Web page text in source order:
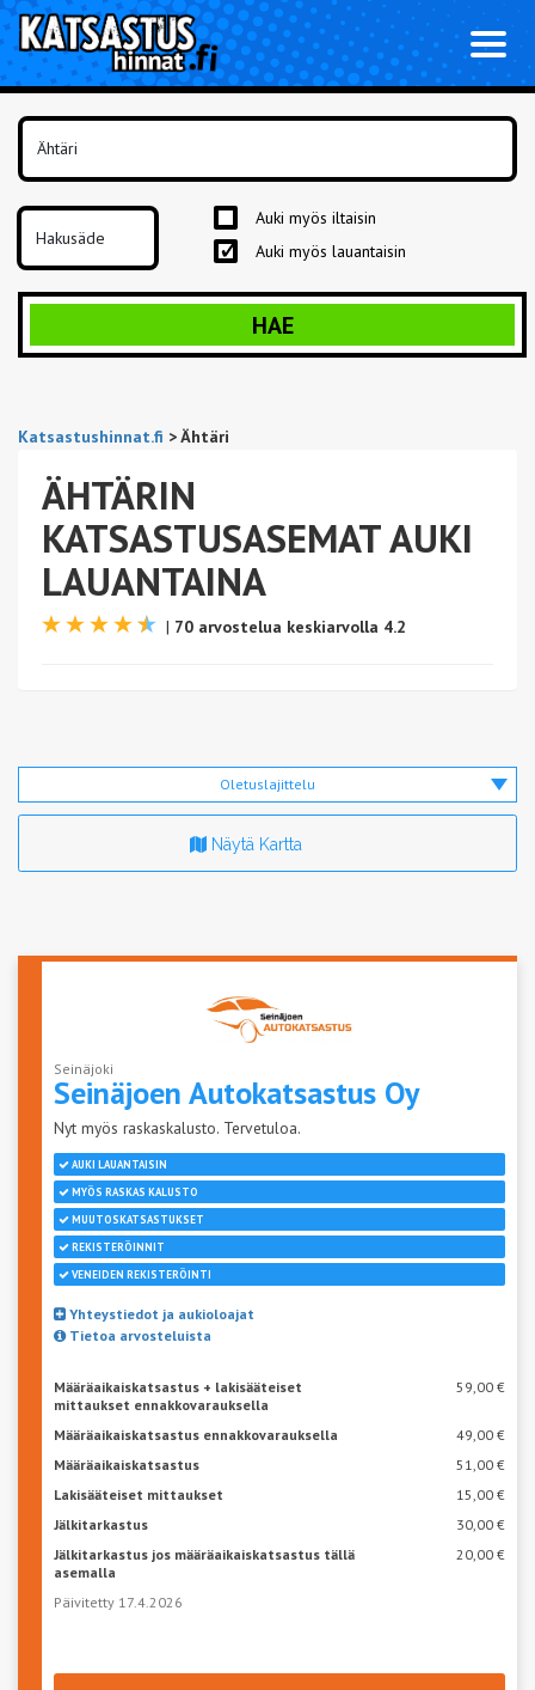
Auki myös iltaisin
Auki myös lauantaisin
HAE
Katsastushinnat.fi >Ähtäri
ÄHTÄRIN
KATSASTUSASEMAT AUKI
LAUANTAINA
| 70 arvostelua keskiarvolla 4.2
Oletuslajittelu
Näytä Kartta
Seinäjoki
Seinäjoen Autokatsastus Oy
Nyt myös raskaskalusto. Tervetuloa.
AUKI LAUANTAISIN
MYÖS RASKAS KALUSTO
MUUTOSKATSASTUKSET
REKISTERÖINNIT
VENEIDEN REKISTERÖINTI
Yhteystiedot ja aukioloajat
Tietoa arvosteluista
Määräaikaiskatsastus + lakisääteiset
mittaukset ennakkovarauksella
59,00 €
Määräaikaiskatsastus ennakkovarauksella
49,00 €
Määräaikaiskatsastus
51,00 €
Lakisääteiset mittaukset
15,00 €
Jälkitarkastus
30,00 €
Jälkitarkastus jos määräaikaiskatsastus tällä
asemalla
20,00 €
Päivitetty 17.4.2026